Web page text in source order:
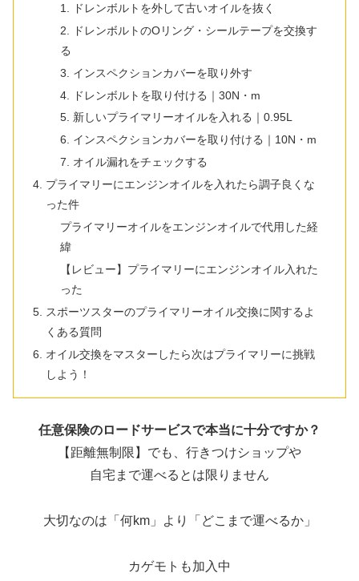
1. ドレンボルトを外して古いオイルを抜く
2. ドレンボルトのOリング・シールテープを交換す
る
3. インスペクションカバーを取り外す
4. ドレンボルトを取り付ける｜30N・m
5. 新しいプライマリーオイルを入れる｜0.95L
6. インスペクションカバーを取り付ける｜10N・m
7. オイル漏れをチェックする
プライマリーにエンジンオイルを入れたら調子良くな
った件
プライマリーオイルをエンジンオイルで代用した経
緯
【レビュー】プライマリーにエンジンオイル入れた
った
スポーツスターのプライマリーオイル交換に関するよ
くある質問
オイル交換をマスターしたら次はプライマリーに挑戦
しよう！
任意保険のロードサービスで本当に十分ですか？
【距離無制限】でも、行きつけショップや
自宅まで運べるとは限りません
大切なのは「何km」より「どこまで運べるか」
カゲモトも加入中